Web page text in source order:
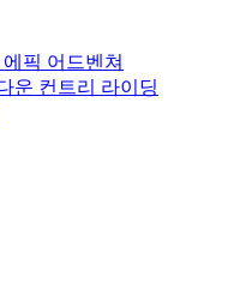
픽 어드벤쳐
운 컨트리 라이딩